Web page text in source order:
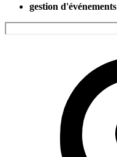
gestion d'événements